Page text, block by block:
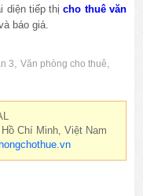
diện tiếp thịcho thuê văn
báo giá.
3 ,Văn phòng cho thuê
Chí Minh, Việt Nam